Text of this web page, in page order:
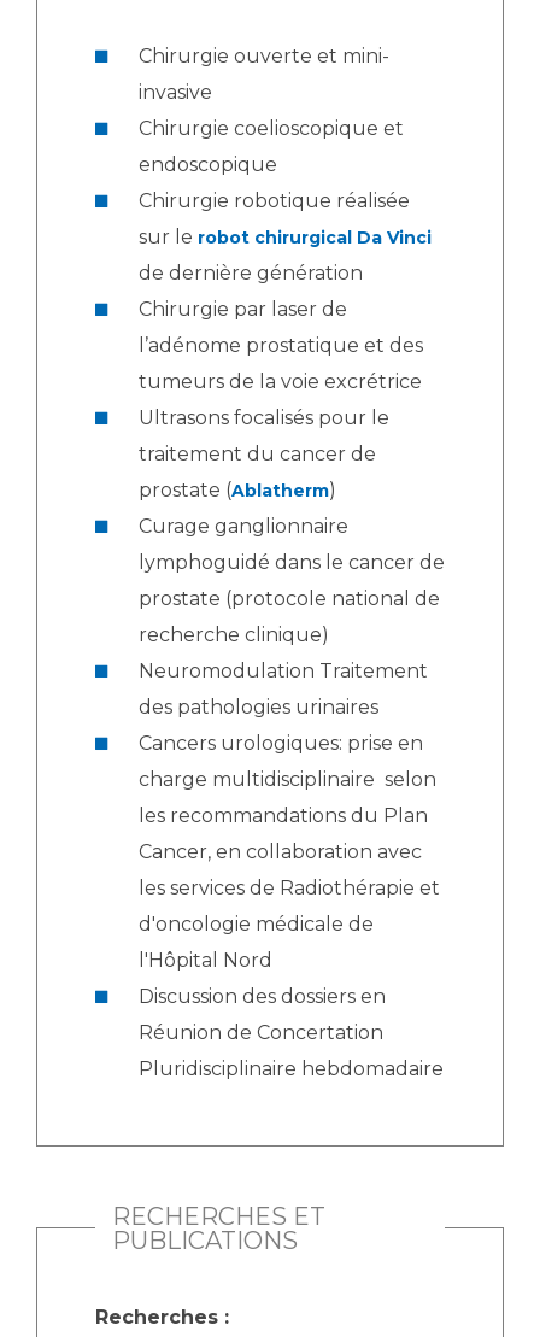
Chirurgie ouverte et mini-
invasive
Chirurgie coelioscopique et
endoscopique
Chirurgie robotique réalisée
sur le robot chirurgical Da Vinci
de dernière génération
Chirurgie par laser de
l’adénome prostatique et des
tumeurs de la voie excrétrice
Ultrasons focalisés pour le
traitement du cancer de
prostate (Ablatherm)
Curage ganglionnaire
lymphoguidé dans le cancer de
prostate (protocole national de
recherche clinique)
Neuromodulation Traitement
des pathologies urinaires
Cancers urologiques: prise en
charge multidisciplinaire selon
les recommandations du Plan
Cancer, en collaboration avec
les services de Radiothérapie et
d'oncologie médicale de
l'Hôpital Nord
Discussion des dossiers en
Réunion de Concertation
Pluridisciplinaire hebdomadaire
RECHERCHES ET
PUBLICATIONS
Recherches :